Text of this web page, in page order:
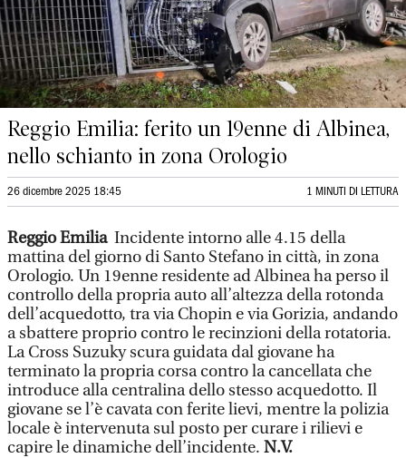
Reggio Emilia: ferito un 19enne di Albinea,
nello schianto in zona Orologio
26 dicembre 2025 18:45 1 MINUTI DI LETTURA
Reggio Emilia Incidente intorno alle 4.15 della
mattina del giorno di Santo Stefano in città, in zona
Orologio. Un 19enne residente ad Albinea ha perso il
controllo della propria auto all’altezza della rotonda
dell’acquedotto, tra via Chopin e via Gorizia, andando
a sbattere proprio contro le recinzioni della rotatoria.
La Cross Suzuky scura guidata dal giovane ha
terminato la propria corsa contro la cancellata che
introduce alla centralina dello stesso acquedotto. Il
giovane se l’è cavata con ferite lievi, mentre la polizia
locale è intervenuta sul posto per curare i rilievi e
capire le dinamiche dell’incidente. N.V.